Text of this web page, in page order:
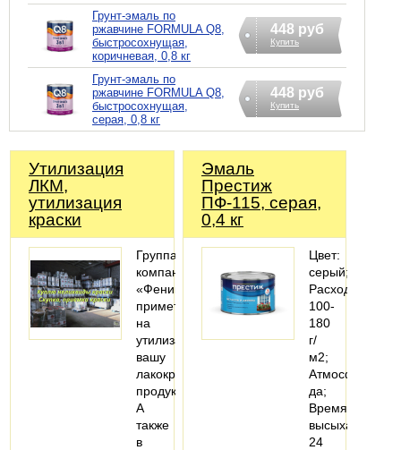
Грунт-эмаль по
ржавчине FORMULA Q8,
быстросохнущая,
коричневая, 0,8 кг
448 руб
Купить
Грунт-эмаль по
ржавчине FORMULA Q8,
быстросохнущая,
серая, 0,8 кг
448 руб
Купить
Утилизация
ЛКМ,
утилизация
краски
Группа
компаний
«Феникс»
примет
на
утилизацию
вашу
лакокрасочную
продукцию.
А
также
в
Эмаль
Престиж
ПФ-115, серая,
0,4 кг
Цвет:
серый;
Расход:
100-
180
г/
м2;
да;
Время
высыхания:
24